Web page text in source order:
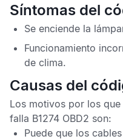
Síntomas del
Se enciende la
Funcionamiento
de clima.
Causas del
Los motivos por los que
falla B1274 OBD2 son:
Puede que los